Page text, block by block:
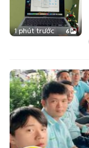
1 phút trước 6